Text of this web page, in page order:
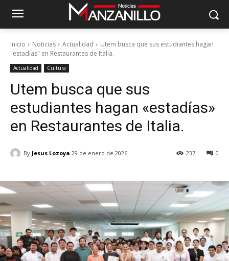
Inicio Noticias Actualidad
Utem busca que sus estudiantes hagan
"estadías" en Restaurantes de Italia.
Actualidad Cultura
Utem busca que sus
estudiantes hagan «estadías»
en Restaurantes de Italia.
By Jesus Lozoya 29 de enero de 2026 0
237